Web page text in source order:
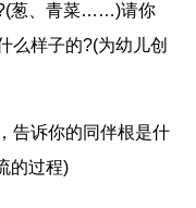
葱、青菜……)请你
么样子的?(为幼儿创
诉你的同伴根是什
的过程)